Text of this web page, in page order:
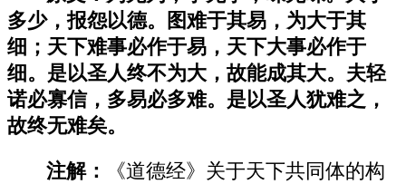
多少，报怨以德。图难于其易，为大于其
细；天下难事必作于易，天下大事必作于
细。是以圣人终不为大，故能成其大。夫轻
诺必寡信，多易必多难。是以圣人犹难之，
故终无难矣。
注解：
《道德经》关于天下共同体的构